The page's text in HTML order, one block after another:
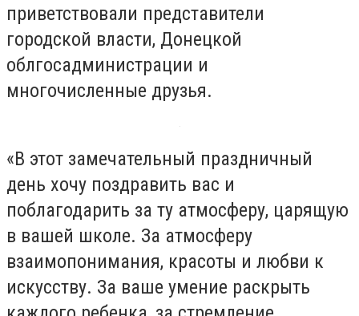
приветствовали представители
городской власти, Донецкой
облгосадминистрации и
многочисленные друзья.
«В этот замечательный праздничный
день хочу поздравить вас и
поблагодарить за ту атмосферу, царящую
в вашей школе. За атмосферу
взаимопонимания, красоты и любви к
искусству. За ваше умение раскрыть